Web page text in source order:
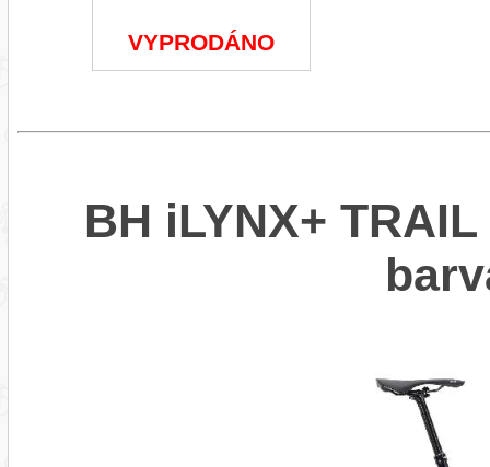
VYPRODÁNO
BH iLYNX+